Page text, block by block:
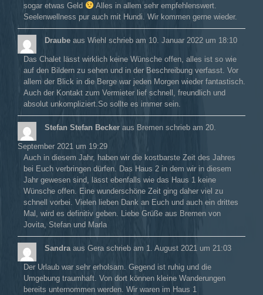
sogar etwas Geld
Alles in allem sehr empfehlenswert.
Seelenwellness pur auch mit Hundi. Wir kommen gerne wieder.
Draube aus Wiehl schrieb am 10. Januar 2022 um 18:10
Das Chalet lässt wirklich keine Wünsche offen, alles ist so wie
auf den Bildern zu sehen und in der Beschreibung verfasst. Vor
allem der Blick in die Berge war jeden Morgen wieder fantastisch.
Auch der Kontakt zum Vermieter lief schnell, freundlich und
absolut unkompliziert.So sollte es immer sein.
Stefan Stefan Becker aus Bremen schrieb am 20.
September 2021 um 19:29
Auch in diesem Jahr, haben wir die kostbarste Zeit des Jahres
bei Euch verbringen dürfen. Das Haus 2 in dem wir in diesem
Jahr gewesen sind, lässt ebenfalls wie das Haus 1 keine
Wünsche offen. Eine wunderschöne Zeit ging daher viel zu
schnell vorbei. Vielen lieben Dank an Euch und auch ein drittes
Mal, wird es definitiv geben. Liebe Grüße aus Bremen von
Jovita, Stefan und Marla
Sandra aus Gera schrieb am 1. August 2021 um 21:03
Der Urlaub war sehr erholsam. Gegend ist ruhig und die
Umgebung traumhaft. Von dort können kleine Wanderungen
bereits unternommen werden. Wir waren im Haus 1